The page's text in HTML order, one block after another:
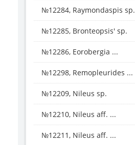
№12284, Raymondaspis sp.
№12285, Bronteopsis' sp.
№12286, Eorobergia ...
№12298, Remopleurides ...
№12209, Nileus sp.
№12210, Nileus aff. ...
№12211, Nileus aff. ...